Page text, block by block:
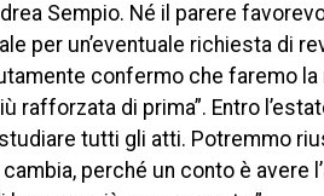
Sempio. Né il parere
per un’eventuale richiesta di
confermo che faremo
rafforzata di prima”. Entro
tutti gli atti. Potremmo
perché un conto è